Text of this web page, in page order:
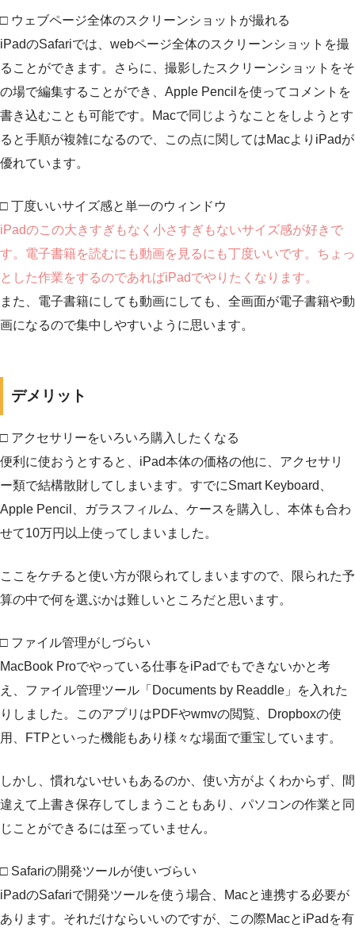
□ ウェブページ全体のスクリーンショットが撮れる
iPadのSafariでは、webページ全体のスクリーンショットを撮
ることができます。さらに、撮影したスクリーンショットをそ
の場で編集することができ、Apple Pencilを使ってコメントを
書き込むことも可能です。Macで同じようなことをしようとす
ると手順が複雑になるので、この点に関してはMacよりiPadが
優れています。
□ 丁度いいサイズ感と単一のウィンドウ
iPadのこの大きすぎもなく小さすぎもないサイズ感が好きで
す。電子書籍を読むにも動画を見るにも丁度いいです。ちょっ
とした作業をするのであればiPadでやりたくなります。
また、電子書籍にしても動画にしても、全画面が電子書籍や動
画になるので集中しやすいように思います。
デメリット
□ アクセサリーをいろいろ購入したくなる
便利に使おうとすると、iPad本体の価格の他に、アクセサリ
ー類で結構散財してしまいます。すでにSmart Keyboard、
Apple Pencil、ガラスフィルム、ケースを購入し、本体も合わ
せて10万円以上使ってしまいました。
ここをケチると使い方が限られてしまいますので、限られた予
算の中で何を選ぶかは難しいところだと思います。
□ ファイル管理がしづらい
MacBook Proでやっている仕事をiPadでもできないかと考
え、ファイル管理ツール「Documents by Readdle」を入れた
りしました。このアプリはPDFやwmvの閲覧、Dropboxの使
用、FTPといった機能もあり様々な場面で重宝しています。
しかし、慣れないせいもあるのか、使い方がよくわからず、間
違えて上書き保存してしまうこともあり、パソコンの作業と同
じことができるには至っていません。
□ Safariの開発ツールが使いづらい
iPadのSafariで開発ツールを使う場合、Macと連携する必要が
あります。それだけならいいのですが、この際MacとiPadを有